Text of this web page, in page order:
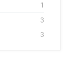
1
3
3